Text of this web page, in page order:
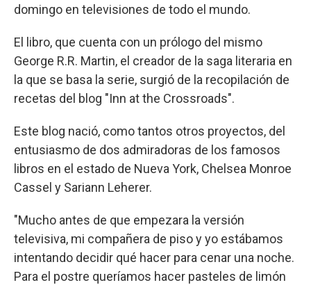
domingo en televisiones de todo el mundo.
El libro, que cuenta con un prólogo del mismo
George R.R. Martin, el creador de la saga literaria en
la que se basa la serie, surgió de la recopilación de
recetas del blog "Inn at the Crossroads".
Este blog nació, como tantos otros proyectos, del
entusiasmo de dos admiradoras de los famosos
libros en el estado de Nueva York, Chelsea Monroe
Cassel y Sariann Leherer.
"Mucho antes de que empezara la versión
televisiva, mi compañera de piso y yo estábamos
intentando decidir qué hacer para cenar una noche.
Para el postre queríamos hacer pasteles de limón